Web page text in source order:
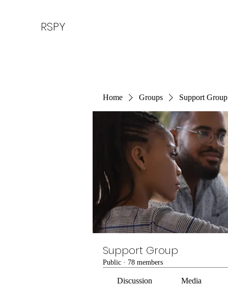
RSPY
Home Groups Support Group
Support Group
Public · 78 members
Discussion Media